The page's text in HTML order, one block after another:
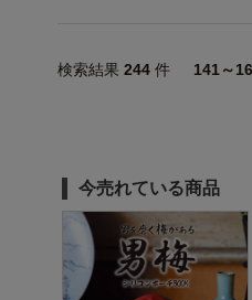
検索結果 244 件 141～
今売れている商品